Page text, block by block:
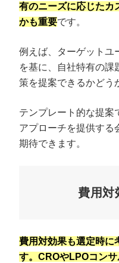
有のニーズに応じたカ
かも重要です。
例えば、ターゲットユ
を基に、自社特有の課
策を提案できるかどう
テンプレート的な提案
アプローチを提供する
期待できます。
費用対
費用対効果も選定時に
す。CROやLPOコン